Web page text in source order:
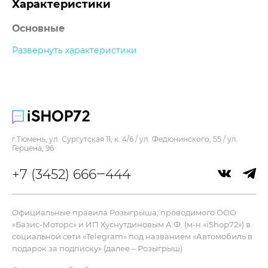
Характеристики
Основные
Прочее
Развернуть характеристики
+7 (3452) 666‒444
г.Тюмень, ул. Сургутская 11, к. 4/6 / ул. Федюнинского, 55 / ул.
Герцена, 96
Официальные правила Розыгрыша, проводимого ООО
«Базис-Моторс» и ИП Хуснутдиновым А.Ф. (м-н «iShop72») в
социальной сети «Telegram» под названием «Автомобиль в
подарок за подписку» (далее – Розыгрыш)